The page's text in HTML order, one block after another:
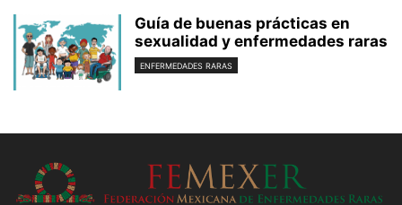
Guía de buenas prácticas en
sexualidad y enfermedades raras
ENFERMEDADES RARAS